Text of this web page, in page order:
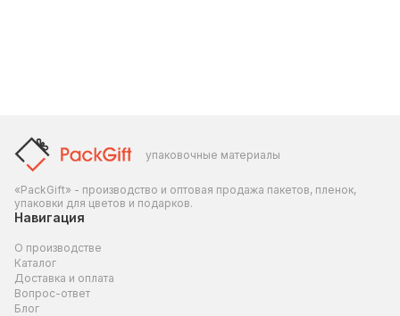
упаковочные материалы
«PackGift» - производство и оптовая продажа пакетов, пленок,
упаковки для цветов и подарков.
Навигация
О производстве
Каталог
Доставка и оплата
Вопрос-ответ
Блог